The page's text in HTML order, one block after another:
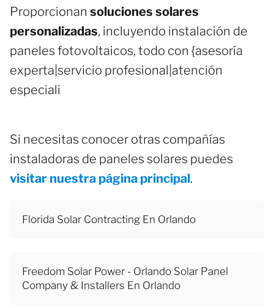
Proporcionan soluciones solares
personalizadas, incluyendo instalación de
paneles fotovoltaicos, todo con {asesoría
experta|servicio profesional|atención
especiali
Si necesitas conocer otras compañías
instaladoras de paneles solares puedes
visitar nuestra página principal.
Florida Solar Contracting En Orlando
Freedom Solar Power - Orlando Solar Panel
Company & Installers En Orlando